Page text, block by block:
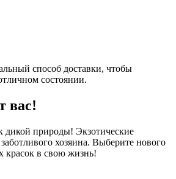
способ доставки, чтобы
состоянии.
вас!
дикой природы! Экзотические
хозяина. Выберите нового
красок в свою жизнь!